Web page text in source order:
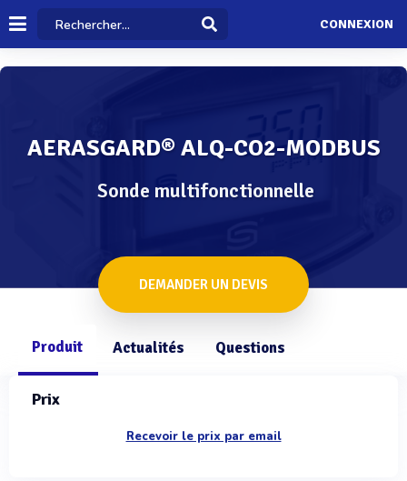
CONNEXION
AERASGARD® ALQ-CO2-MODBUS
Sonde multifonctionnelle
DEMANDER UN DEVIS
Produit Actualités Questions
Prix
Recevoir le prix par email